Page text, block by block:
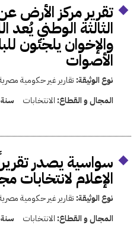
تقرير مركز الأرض
الثالثة الوطني يُعد
والإخوان يلجئون
الأصوات
نوع الوثيقة: تقارير غير حكومية
المجال و القطاع: الانتخابات سنة
سواسية يصدر
الإعلام لانتخابات
نوع الوثيقة: تقارير غير حكومية
المجال و القطاع: الانتخابات سنة